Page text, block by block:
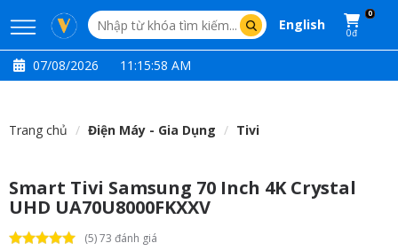
English
0
0đ
07/08/2026 11:16:00 AM
Trang chủ Điện Máy - Gia Dụng Tivi
Smart Tivi Samsung 70 Inch 4K Crystal
UHD UA70U8000FKXXV
(5) 73 đánh giá